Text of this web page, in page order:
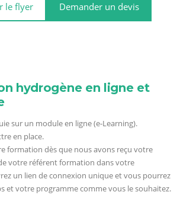
le flyer Demander un devis
hydrogène en ligne et
sur un module en ligne (e-Learning).
en place.
formation dès que nous avons reçu votre
votre référent formation dans votre
un lien de connexion unique et vous pourrez
et votre programme comme vous le souhaitez.